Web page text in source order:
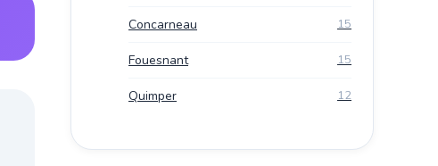
Concarneau 15
Fouesnant 15
Quimper 12